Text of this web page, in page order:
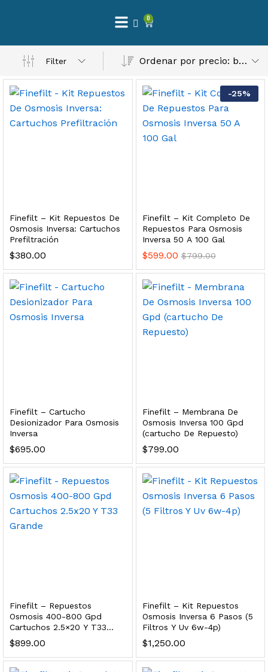
0
Filter Ordenar por precio: bajo a alto
Finefilt – Kit Repuestos De
Osmosis Inversa: Cartuchos
Prefiltración
$380.00
-25%
Finefilt – Kit Completo De
Repuestos Para Osmosis
Inversa 50 A 100 Gal
$599.00 $799.00
Finefilt – Cartucho
Desionizador Para Osmosis
Inversa
$695.00
Finefilt – Membrana De
Osmosis Inversa 100 Gpd
(cartucho De Repuesto)
$799.00
Finefilt – Repuestos
Osmosis 400-800 Gpd
Cartuchos 2.5×20 Y T33
Grande
$899.00
Finefilt – Kit Repuestos
Osmosis Inversa 6 Pasos (5
Filtros Y Uv 6w-4p)
$1,250.00
– Máxima Calidad En Filtración
3,900.00
al carrito
al carrito
Esterilizador UV 25 Watts 4 Pines
999.00
2,899.00
de Agua | Repuesto (con Polifosfatos)
3,699.00
SS304 Natural Cepillado | Agua Purificada
699.00
al carrito